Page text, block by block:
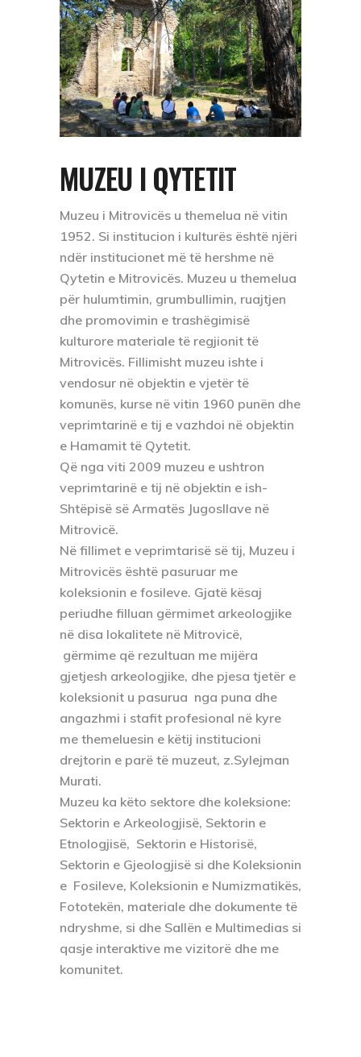
MUZEU I QYTETIT
Muzeu i Mitrovicës u themelua në vitin
1952. Si institucion i kulturës është njëri
ndër institucionet më të hershme në
Qytetin e Mitrovicës. Muzeu u themelua
për hulumtimin, grumbullimin, ruajtjen
dhe promovimin e trashëgimisë
kulturore materiale të regjionit të
Mitrovicës. Fillimisht muzeu ishte i
vendosur në objektin e vjetër të
komunës, kurse në vitin 1960 punën dhe
veprimtarinë e tij e vazhdoi në objektin
e Hamamit të Qytetit.
Që nga viti 2009 muzeu e ushtron
veprimtarinë e tij në objektin e ish-
Shtëpisë së Armatës Jugosllave në
Mitrovicë.
Në fillimet e veprimtarisë së tij, Muzeu i
Mitrovicës është pasuruar me
koleksionin e fosileve. Gjatë kësaj
periudhe filluan gërmimet arkeologjike
në disa lokalitete në Mitrovicë,
gërmime që rezultuan me mijëra
gjetjesh arkeologjike, dhe pjesa tjetër e
koleksionit u pasurua nga puna dhe
angazhmi i stafit profesional në kyre
me themeluesin e këtij institucioni
drejtorin e parë të muzeut, z.Sylejman
Murati.
Muzeu ka këto sektore dhe koleksione:
Sektorin e Arkeologjisë, Sektorin e
Etnologjisë, Sektorin e Historisë,
Sektorin e Gjeologjisë si dhe Koleksionin
e Fosileve, Koleksionin e Numizmatikës,
Fototekën, materiale dhe dokumente të
ndryshme, si dhe Sallën e Multimedias si
qasje interaktive me vizitorë dhe me
komunitet.